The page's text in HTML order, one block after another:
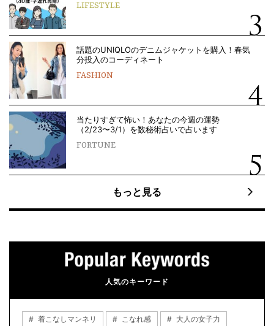
LIFESTYLE
話題のUNIQLOのデニムジャケットを購入！春気
分投入のコーディネート
FASHION
当たりすぎて怖い！あなたの今週の運勢
（2/23〜3/1）を数秘術占いで占います
FORTUNE
もっと見る
人気のキーワード
着こなしマンネリ こなれ感
大人の女子力